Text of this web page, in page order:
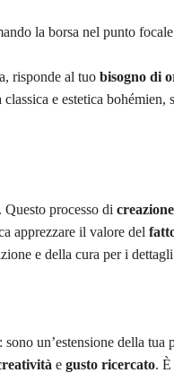
la borsa nel punto
risponde al tuo bisogno di
e estetica bohémien,
processo di
apprezzare il valore del
e della cura per i
un’estensione della
e gusto ricercato. È